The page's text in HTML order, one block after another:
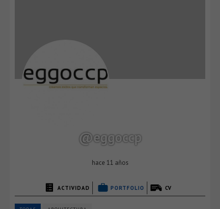
@eggoccp
hace 11 años
ACTIVIDAD PORTFOLIO CV